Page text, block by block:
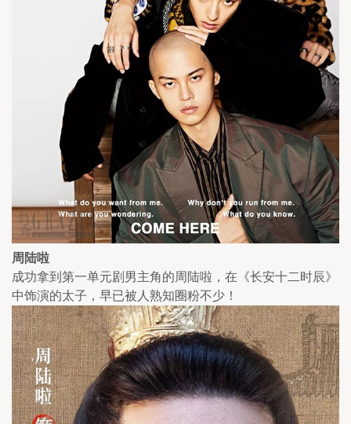
周陆啦
成功拿到第一单元剧男主角的周陆啦，在《长安十二时辰》
中饰演的太子，早已被人熟知圈粉不少！